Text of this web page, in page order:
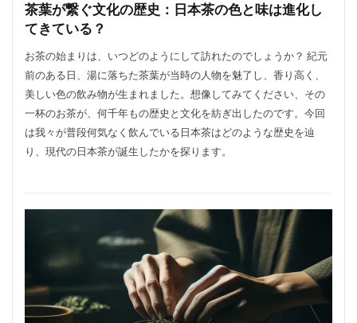
茶葉が繋ぐ文化の歴史：日本茶の色と味は進化し
てきている？
お茶の始まりは、いつどのようにして訪れたのでしょうか？ 紀元
前のある日、湯に落ちた茶葉が当時の人物を魅了し、香り高く、
美しい色の飲み物が生まれました。想像してみてください、その
一杯のお茶が、何千年もの歴史と文化を紡ぎ出したのです。今回
は我々が普段何気なく飲んでいる日本茶はどのような歴史を辿
り、現代の日本茶が誕生したかを探ります。